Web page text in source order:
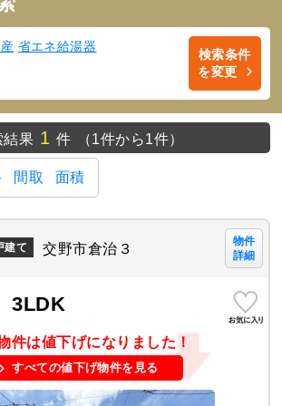
省エネ給湯器
検索条件
を変更
結果 1 件 （1件から1件）
間取 面積
建て 交野市倉治３
物件
詳細
3LDK
件は値下げになりました！
すべての値下げ物件を見る